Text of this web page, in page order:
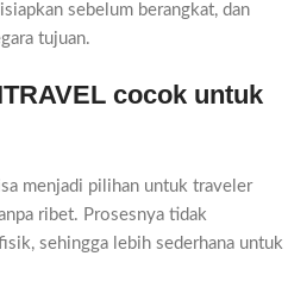
sebelum berangkat, dan
tujuan.
cocok untuk
menjadi pilihan untuk traveler
ribet. Prosesnya tidak
sehingga lebih sederhana untuk